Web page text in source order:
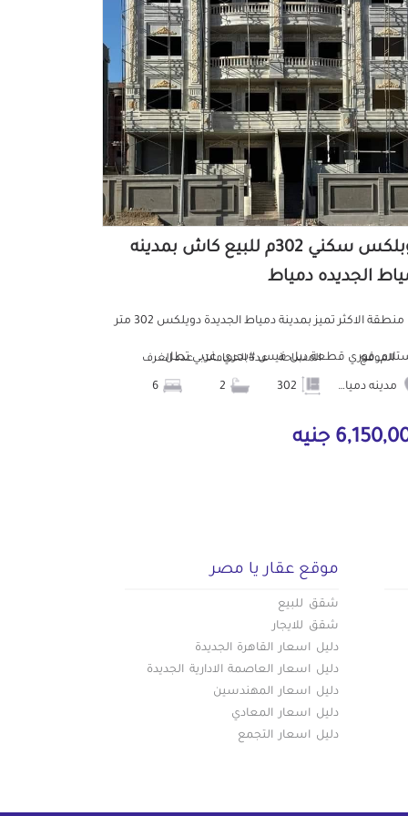
دوبلكس سكني 302م للبيع كاش بمدينه
الجديده دمياط
في منطقة الاكثر تميز بمدينة دمياط الجديدة دويلكس 302 متر
قطعة دبل فيس #بحري_غربي تطل... الموقع
مدينه دمياط الجديده
المساحة عدد الحمامات عدد الغرف
6
جنيه
موقع عقار يا مصر
شقق للبيع
شقق للايجار
دليل اسعار القاهرة الجديدة
دليل اسعار العاصمة الادارية الجديدة
دليل اسعار المهندسين
دليل اسعار المعادي
دليل اسعار التجمع